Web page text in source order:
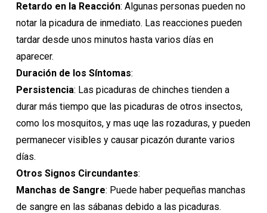
Retardo en la Reacción: Algunas personas pueden no
notar la picadura de inmediato. Las reacciones pueden
tardar desde unos minutos hasta varios días en
aparecer.
Duración de los Síntomas:
Persistencia: Las picaduras de chinches tienden a
durar más tiempo que las picaduras de otros insectos,
como los mosquitos, y mas uqe las rozaduras, y pueden
permanecer visibles y causar picazón durante varios
días.
Otros Signos Circundantes:
Manchas de Sangre: Puede haber pequeñas manchas
de sangre en las sábanas debido a las picaduras.